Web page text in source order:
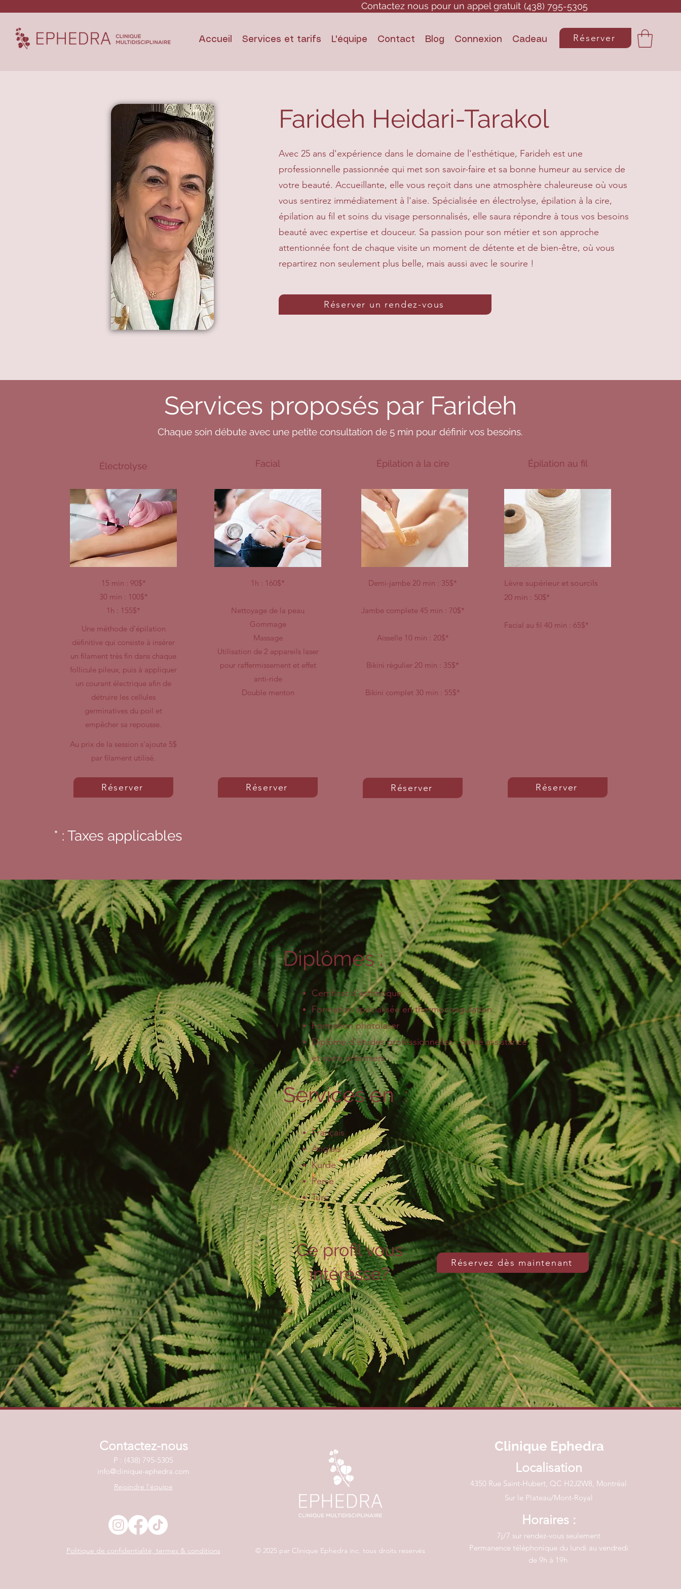
Accueil Services et tarifs L'équipe Contact Blog Connexion Cadeau Réserver
Contactez nous pour un appel gratuit (438) 795-5305
Farideh Heidari-Tarakol
Avec 25 ans d'expérience dans le domaine de l'esthétique, Farideh est une
professionnelle passionnée qui met son savoir-faire et sa bonne humeur au service de
votre beauté. Accueillante, elle vous reçoit dans une atmosphère chaleureuse où vous
vous sentirez immédiatement à l'aise. Spécialisée en électrolyse, épilation à la cire,
épilation au fil et soins du visage personnalisés, elle saura répondre à tous vos besoins
beauté avec expertise et douceur. Sa passion pour son métier et son approche
attentionnée font de chaque visite un moment de détente et de bien-être, où vous
repartirez non seulement plus belle, mais aussi avec le sourire !
Réserver un rendez-vous
Services proposés par Farideh
Chaque soin débute avec une petite consultation de 5 min pour définir vos besoins.
Électrolyse
15 min : 90$*
30 min : 100$*
1h : 155$*
Une méthode d’épilation
définitive qui consiste à insérer
un filament très fin dans chaque
follicule pileux, puis à appliquer
un courant électrique afin de
détruire les cellules
germinatives du poil et
empêcher sa repousse.
Au prix de la session s'ajoute 5$
par filament utilisé.
Réserver
Facial
1h : 160$*
Nettoyage de la peau
Gommage
Massage
Utilisation de 2 appareils laser
pour raffermissement et effet
anti-ride
Double menton
Réserver
Épilation à la cire
Demi-jambe 20 min : 35$*
Jambe complete 45 min : 70$*
Aisselle 10 min : 20$*
Bikini régulier 20 min : 35$*
Bikini complet 30 min : 55$*
Réserver
Épilation au fil
Lèvre supérieur et sourcils
20 min : 50$*
Facial au fil 40 min : 65$*
Réserver
* : Taxes applicables
Diplômes :
Certificat d'esthétique
Formation spécialisée en thermocoagulation
Formation photolaser
Diplôme d'études professionnelles : Santé assistance
et soins infermiers
Services en :
Français
Anglais
Kurde
Perse
Turc
Ce profil vous
intéresse?
Réservez dès maintenant
Contactez-nous
P : (438) 795-5305
info@clinique-ephedra.com
Rejoindre l'équipe
Politique de confidentialité, termes & conditions © 2025 par Clinique Ephedra inc. tous droits reservés
Clinique Ephedra
Localisation
4350 Rue Saint-Hubert, QC H2J2W8, Montréal
Sur le Plateau/Mont-Royal
Horaires :
7j/7 sur rendez-vous seulement
Permanence téléphonique du lundi au vendredi
de 9h à 19h